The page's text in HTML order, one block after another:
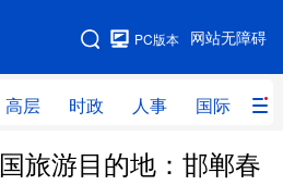
网站无障碍
PC版本
高层 时政 人事 国际 财
网站地图
时政 人事
旅游目的地：邯郸春